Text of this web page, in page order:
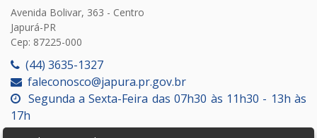
Avenida Bolivar, 363 - Centro
Japurá-PR
Cep: 87225-000
(44) 3635-1327
faleconosco@japura.pr.gov.br
Segunda a Sexta-Feira das 07h30 às 11h30 - 13h às
17h